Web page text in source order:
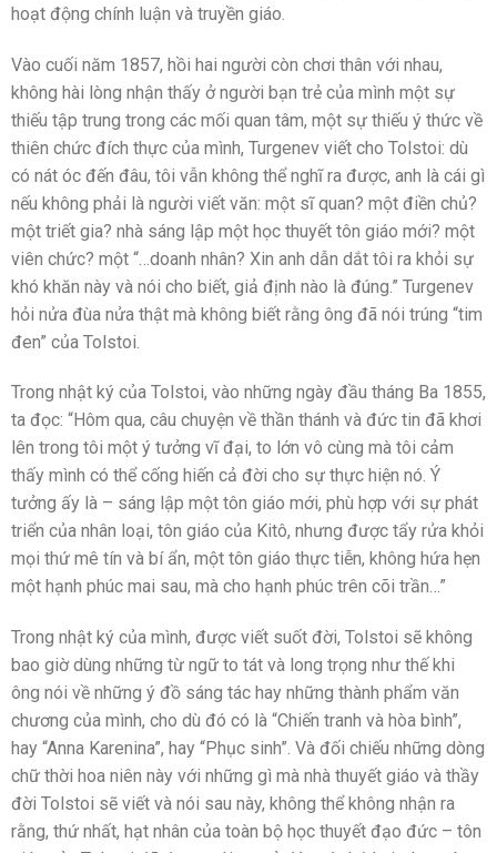
hoạt động chính luận và truyền giáo.
Vào cuối năm 1857, hồi hai người còn chơi thân với nhau,
không hài lòng nhận thấy ở người bạn trẻ của mình một sự
thiếu tập trung trong các mối quan tâm, một sự thiếu ý thức về
thiên chức đích thực của mình, Turgenev viết cho Tolstoi: dù
có nát óc đến đâu, tôi vẫn không thể nghĩ ra được, anh là cái gì
nếu không phải là người viết văn: một sĩ quan? một điền chủ?
một triết gia? nhà sáng lập một học thuyết tôn giáo mới? một
viên chức? một “…doanh nhân? Xin anh dẫn dắt tôi ra khỏi sự
khó khăn này và nói cho biết, giả định nào là đúng.” Turgenev
hỏi nửa đùa nửa thật mà không biết rằng ông đã nói trúng “tim
đen” của Tolstoi.
Trong nhật ký của Tolstoi, vào những ngày đầu tháng Ba 1855,
ta đọc: “Hôm qua, câu chuyện về thần thánh và đức tin đã khơi
lên trong tôi một ý tưởng vĩ đại, to lớn vô cùng mà tôi cảm
thấy mình có thể cống hiến cả đời cho sự thực hiện nó. Ý
tưởng ấy là – sáng lập một tôn giáo mới, phù hợp với sự phát
triển của nhân loại, tôn giáo của Kitô, nhưng được tẩy rửa khỏi
mọi thứ mê tín và bí ẩn, một tôn giáo thực tiễn, không hứa hẹn
một hạnh phúc mai sau, mà cho hạnh phúc trên cõi trần…”
Trong nhật ký của mình, được viết suốt đời, Tolstoi sẽ không
bao giờ dùng những từ ngữ to tát và long trọng như thế khi
ông nói về những ý đồ sáng tác hay những thành phẩm văn
chương của mình, cho dù đó có là “Chiến tranh và hòa bình”,
hay “Anna Karenina”, hay “Phục sinh”. Và đối chiếu những dòng
chữ thời hoa niên này với những gì mà nhà thuyết giáo và thầy
đời Tolstoi sẽ viết và nói sau này, không thể không nhận ra
rằng, thứ nhất, hạt nhân của toàn bộ học thuyết đạo đức – tôn